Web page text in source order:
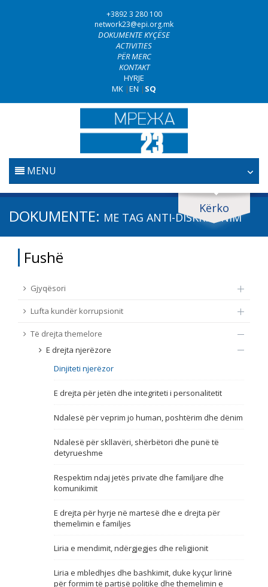
+3892 3 280 100
network23@epi.org.mk
DOKUMENTE KYÇËSE
ACTIVITIES
PËR MERC
KONTAKT
HYRJE
MK |EN | SQ
MENU
FILLESTARE
LUFTA KUNDËR KORRUPSIONIT
TË DREJTA THEMELORE
E DREJTA E QYTETARËVE TË BE-SË
Kërko
Kërko dokumente
Fushë / lëmi
Nën burim
Nga rrjeti 23
Data e shpalljes
Emër, përshkrim ose fjalen
DOKUMENTE: ME TAG ANTI-DISKRIMINIM
Fushë
Gjyqësori
Lufta kundër korrupsionit
Të drejta themelore
E drejta njerëzore
Dinjiteti njerëzor
E drejta për jetën dhe integriteti i personalitetit
Ndalesë për veprim jo human, poshtërim dhe dënim
Ndalesë për skllavëri, shërbëtori dhe punë të
detyrueshme
Respektim ndaj jetës private dhe familjare dhe
komunikimit
E drejta për hyrje në martesë dhe e drejta për
themelimin e familjes
Liria e mendimit, ndërgjegjes dhe religjionit
Liria e mbledhjes dhe bashkimit, duke kyçur lirinë
për formim të partisë politike dhe themelimin e